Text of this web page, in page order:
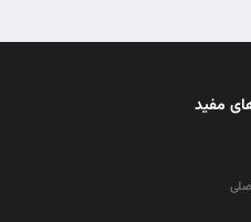
مفید